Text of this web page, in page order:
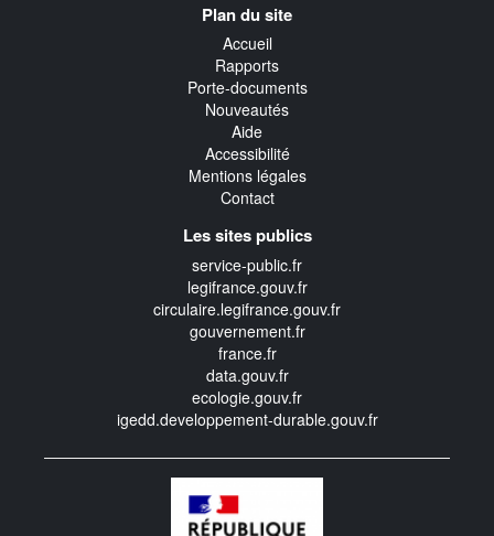
Plan du site
Accueil
Rapports
Porte-documents
Nouveautés
Aide
Accessibilité
Mentions légales
Contact
Les sites publics
service-public.fr
legifrance.gouv.fr
circulaire.legifrance.gouv.fr
gouvernement.fr
france.fr
data.gouv.fr
ecologie.gouv.fr
igedd.developpement-durable.gouv.fr